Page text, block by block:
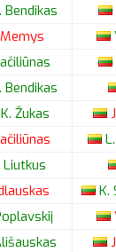
Bendikas
Memys
Bendikas
K. Žukas
L.
Liutkus
K.